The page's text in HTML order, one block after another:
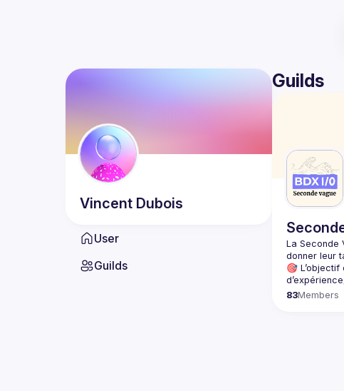
Vincent Dubois
User
Guilds
Guilds
La Seconde
donner leur
🎯
83Members